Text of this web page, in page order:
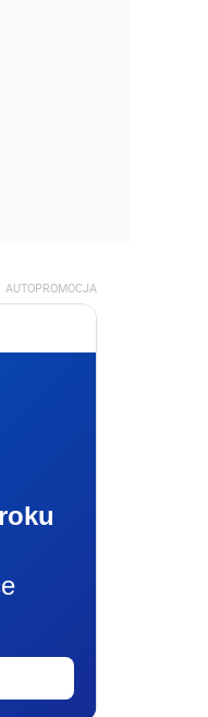
AUTOPROMOCJA